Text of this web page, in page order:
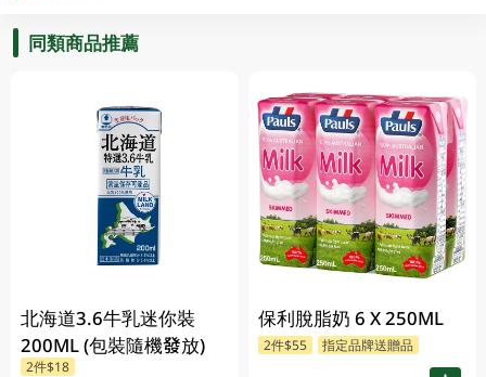
同類商品推薦
北海道3.6牛乳迷你裝
200ML (包裝隨機發放)
2件$18
保利脫脂奶 6 X 250ML
2件$55 指定品牌送贈品